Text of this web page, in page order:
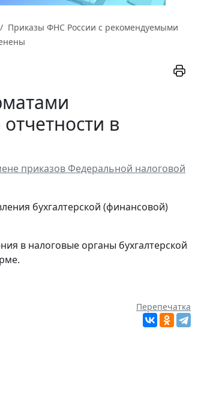
Приказы ФНС России с рекомендуемыми
в
приказов Федеральной налоговой
бухгалтерской (финансовой)
в налоговые органы бухгалтерской
Перепечатка